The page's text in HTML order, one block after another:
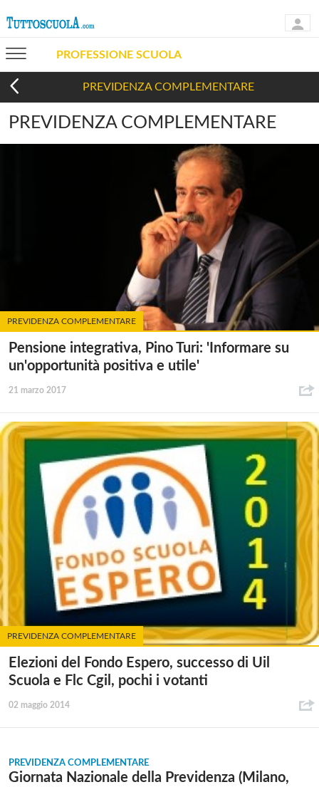
PROFESSIONE SCUOLA
PREVIDENZA COMPLEMENTARE
PREVIDENZA COMPLEMENTARE
PREVIDENZA COMPLEMENTARE
Pensione integrativa, Pino Turi: 'Informare su
un'opportunità positiva e utile'
21 marzo 2017
PREVIDENZA COMPLEMENTARE
Elezioni del Fondo Espero, successo di Uil
Scuola e Flc Cgil, pochi i votanti
02 maggio 2014
PREVIDENZA COMPLEMENTARE
Giornata Nazionale della Previdenza (Milano,